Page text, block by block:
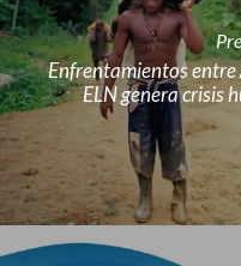
Enfrentamientos
ELN genera crisis